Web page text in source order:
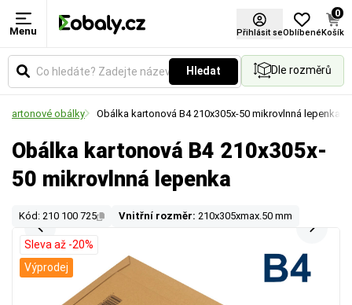
Menu Přihlásit seOblíbené
0
Košík
Hledat Dle rozměrů
kartonové obálky Obálka kartonová B4 210x305x-50 mikrovlnná lepenka
Obálka kartonová B4 210x305x-
50 mikrovlnná lepenka
Kód: 210 100 725 Vnitřní rozměr: 210x305xmax.50 mm
Sleva až -20%
Výprodej